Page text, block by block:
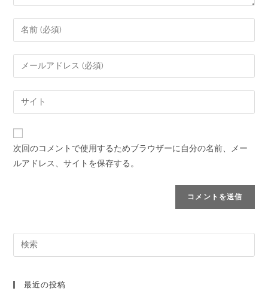
次回のコメントで使用するためブラウザーに自分の名前、メー
ルアドレス、サイトを保存する。
最近の投稿